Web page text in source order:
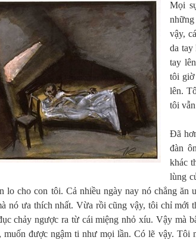
Mọi
vậy,
da tay
tay
tôi giờ
lên.
tôi
Đã
đàn
khác
lùng
lo cho con tôi. Cả nhiều ngày nay nó chẳng ăn
nó ưa thích nhất. Vừa rồi cũng vậy, tôi chỉ mới
chảy ngược ra từ cái miệng nhỏ xíu. Vậy mà
muốn được ngậm ti như mọi lần. Có lẽ vậy. Tôi